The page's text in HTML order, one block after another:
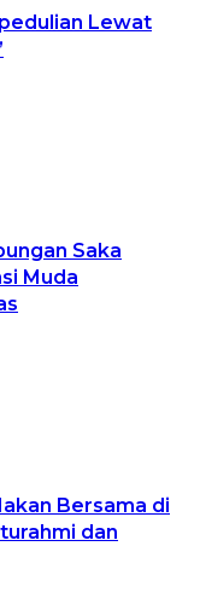
Lewat
Saka
Muda
Bersama di
dan